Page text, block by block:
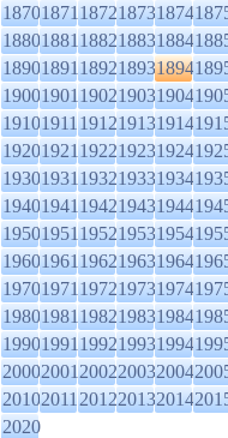
18701871187218731874
18801881188218831884
18901891189218931894
19001901190219031904
19101911191219131914
19201921192219231924
19301931193219331934
19401941194219431944
19501951195219531954
19601961196219631964
19701971197219731974
19801981198219831984
19901991199219931994
20002001200220032004
20102011201220132014
2020